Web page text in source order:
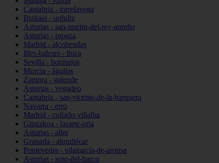
Cantabria - torrelavega
Bizkaia - urduliz
Asturias - san-martín-del-rey-aurelio
Asturias - proaza
Madrid - alcobendas
Illes-balears - ibiza
Sevilla - bormujos
Murcia - águilas
Zamora - galende
Asturias - vegadeo
Cantabria - san-vicente-de-la-barquera
Navarra - erro
Madrid - collado-villalba
Gipuzkoa - lasarte-oria
Asturias - aller
Granada - almuñécar
Pontevedra - vilagarcía-de-arousa
Asturias - soto-del-barco